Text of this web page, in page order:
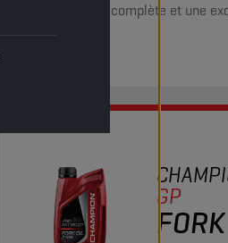
une protection complète et une
GP